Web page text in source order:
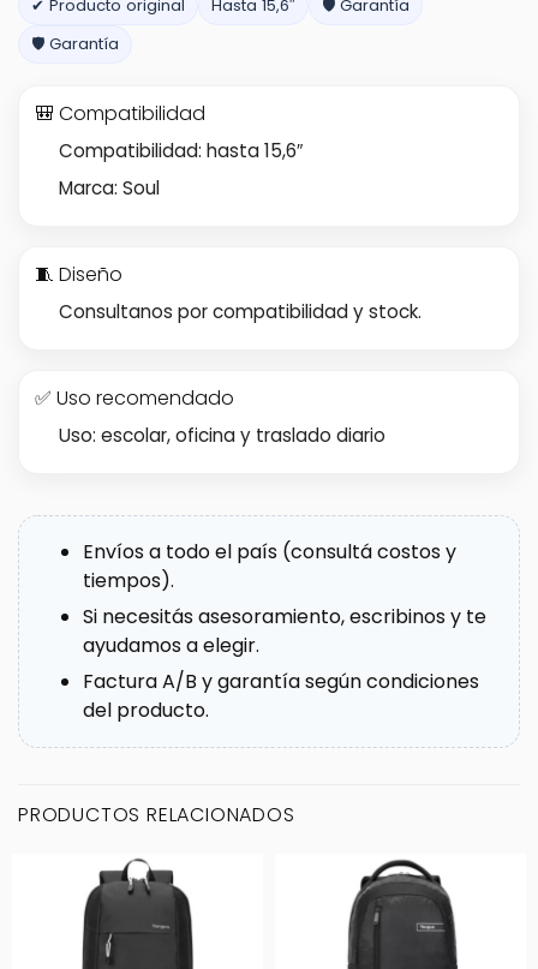
✔ Producto original Hasta 15,6″
🛡️ Garantía
🛡️ Garantía
🎒 Compatibilidad
Compatibilidad: hasta 15,6″
Marca: Soul
🧵 Diseño
Consultanos por compatibilidad y stock.
✅ Uso recomendado
Uso: escolar, oficina y traslado diario
Envíos a todo el país (consultá costos y
tiempos).
Si necesitás asesoramiento, escribinos y te
ayudamos a elegir.
Factura A/B y garantía según condiciones
del producto.
PRODUCTOS RELACIONADOS